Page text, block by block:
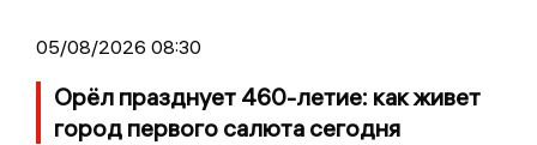
05/08/2026 08:30
Орёл празднует 460-летие: как живет
город первого салюта сегодня